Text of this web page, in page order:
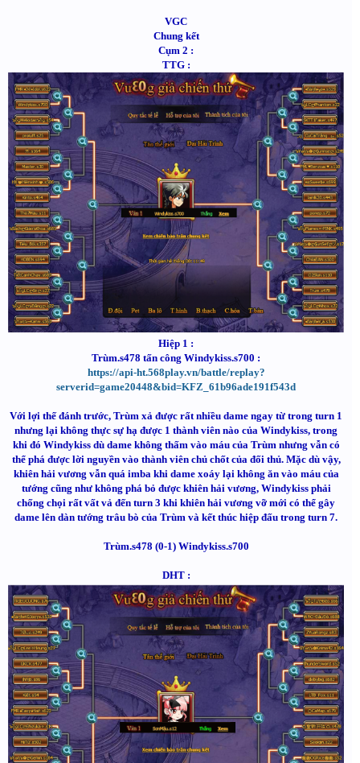
VGC
Chung kết
Cụm 2 :
TTG :
Hiệp 1 :
Trùm.s478 tấn công Windykiss.s700 :
https://api-ht.568play.vn/battle/replay?
serverid=game20448&bid=KFZ_61b96ade191f543d
Với lợi thế đánh trước, Trùm xả được rất nhiều dame ngay từ trong turn 1
nhưng lại không thực sự hạ được 1 thành viên nào của Windykiss, trong
khi đó Windykiss dù dame không thấm vào máu của Trùm nhưng vẫn có
thể phá được lời nguyền vào thành viên chủ chốt của đối thủ. Mặc dù vậy,
khiên hải vương vẫn quá imba khi dame xoáy lại không ăn vào máu của
tướng cũng như không phá bỏ được khiên hải vương, Windykiss phải
chống chọi rất vất vả đến turn 3 khi khiên hải vương vỡ mới có thể gây
dame lên dàn tướng trâu bò của Trùm và kết thúc hiệp đấu trong turn 7.
Trùm.s478 (0-1) Windykiss.s700
DHT :